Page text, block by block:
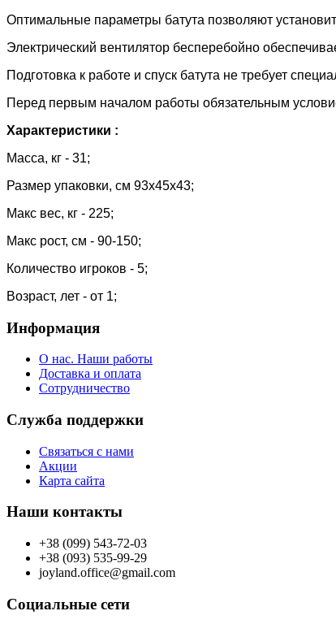
Оптимальные параметры батута позволяют
Электрический вентилятор бесперебойно
Подготовка к работе и спуск батута не требует
Перед первым началом работы обязательным
Характеристики :
Масса, кг - 31;
Размер упаковки, см 93х45х43;
Макс вес, кг - 225;
Макс рост, см - 90-150;
Количество игроков - 5;
Возраст, лет - от 1;
Информация
О нас. Наши работы
Доставка и оплата
Сотрудничество
Служба поддержки
Связаться с нами
Акции
Карта сайта
Наши контакты
+38 (099) 543-72-03
+38 (093) 535-99-29
joyland.office@gmail.com
Социальные сети